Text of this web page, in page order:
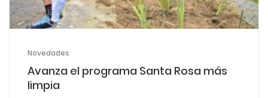
Novedades
Avanza el programa Santa Rosa más
limpia